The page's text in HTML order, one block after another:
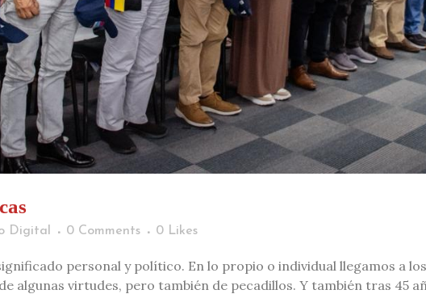
Digital 0 Comments 0 Likes
personal y político. En lo propio o individual llegamos a
algunas virtudes, pero también de pecadillos. Y también tras 45